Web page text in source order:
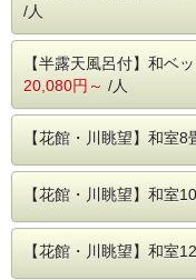
ホワイト
他にもた
ゾウに乗
温泉に癒
プランで
クアウト
[住 所]
[電話番号
/人
【半露天風呂付】和ベ
20,080円～ /人
【花館・川眺望】和室8
【花館・川眺望】和室
【花館・川眺望】和室